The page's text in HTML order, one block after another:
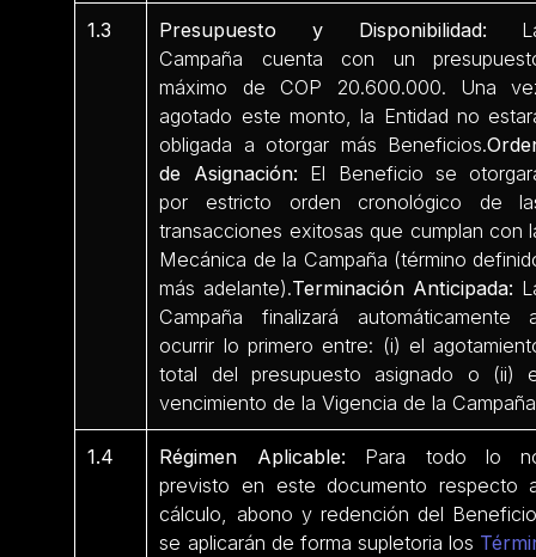
1.3 Presupuesto y Disponibilidad:
Campaña cuenta con un
máximo de COP 20.600.000. Una
agotado este monto, la Entidad no
obligada a otorgar más Beneficios.
de Asignación: El Beneficio se
por estricto orden cronológico de
transacciones exitosas que cumplan con
Mecánica de la Campaña (término
más adelante).Terminación Anticipada:
Campaña finalizará automáticamente
ocurrir lo primero entre: (i) el
total del presupuesto asignado o (ii)
vencimiento de la Vigencia de la
1.4 Régimen Aplicable: Para todo lo
previsto en este documento respecto
cálculo, abono y redención del
se aplicarán de forma supletoria los